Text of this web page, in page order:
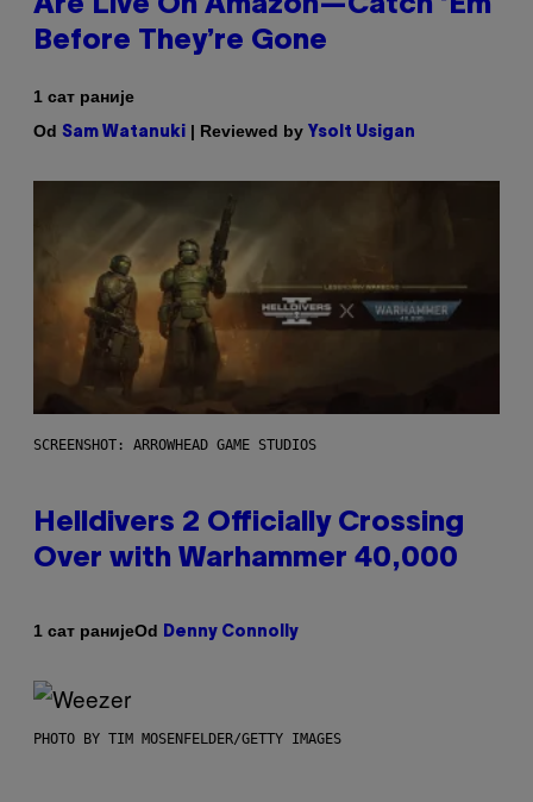
Are Live On Amazon—Catch ‘Em
Before They’re Gone
1 сат раније
Od Sam Watanuki | Reviewed by Ysolt Usigan
SCREENSHOT: ARROWHEAD GAME STUDIOS
Helldivers 2 Officially Crossing
Over with Warhammer 40,000
1 сат ранијеOd Denny Connolly
PHOTO BY TIM MOSENFELDER/GETTY IMAGES